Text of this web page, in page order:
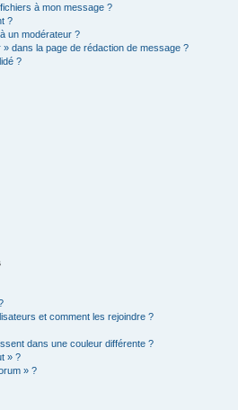
à mon message ?
?
un modérateur ?
dans la page de rédaction de message ?
?
et comment les rejoindre ?
dans une couleur différente ?
» ?
» ?